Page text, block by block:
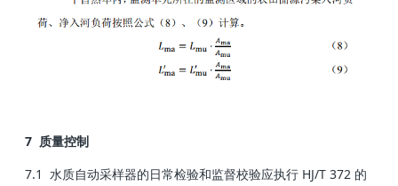
7 质量控制
7.1 水质自动采样器的日常检验和监督校验应执行 HJ/T 372 的